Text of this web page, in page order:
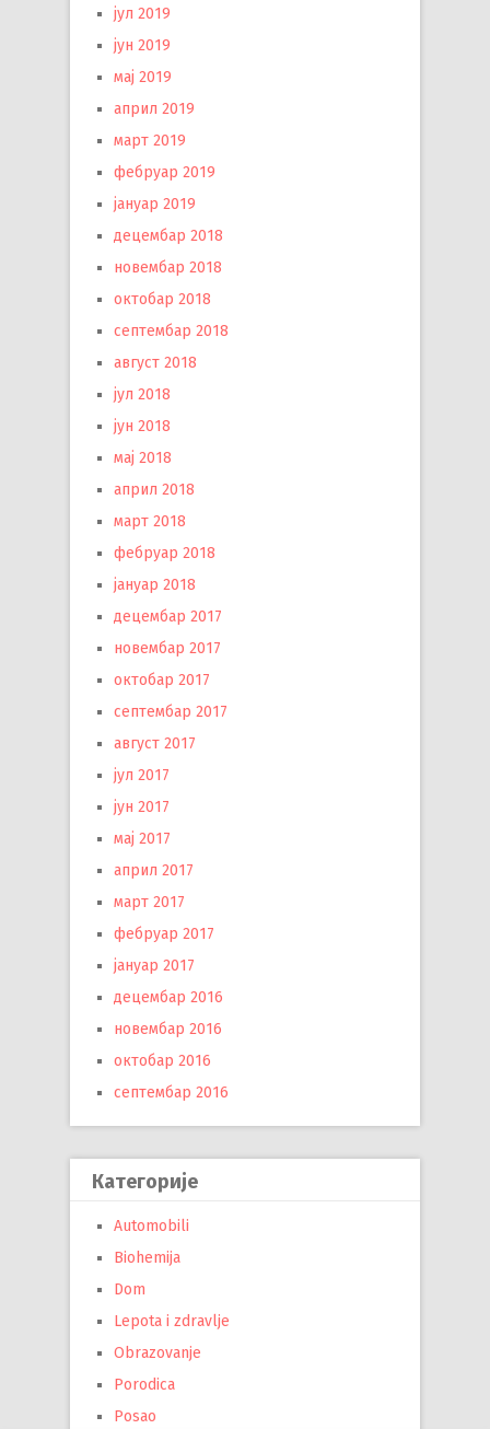
јул 2019
јун 2019
мај 2019
април 2019
март 2019
фебруар 2019
јануар 2019
децембар 2018
новембар 2018
октобар 2018
септембар 2018
август 2018
јул 2018
јун 2018
мај 2018
април 2018
март 2018
фебруар 2018
јануар 2018
децембар 2017
новембар 2017
октобар 2017
септембар 2017
август 2017
јул 2017
јун 2017
мај 2017
април 2017
март 2017
фебруар 2017
јануар 2017
децембар 2016
новембар 2016
октобар 2016
септембар 2016
Категорије
Automobili
Biohemija
Dom
Lepota i zdravlje
Obrazovanje
Porodica
Posao